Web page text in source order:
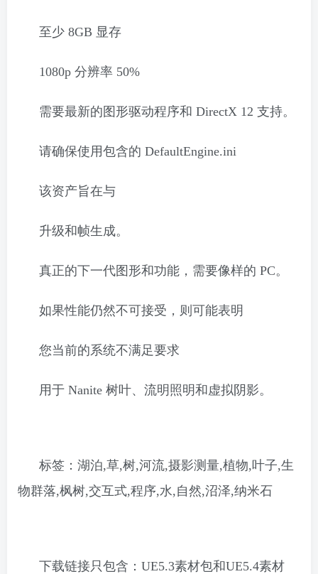
至少 8GB 显存
1080p 分辨率 50%
需要最新的图形驱动程序和 DirectX 12 支持。
请确保使用包含的 DefaultEngine.ini
该资产旨在与
升级和帧生成。
真正的下一代图形和功能，需要像样的 PC。
如果性能仍然不可接受，则可能表明
您当前的系统不满足要求
用于 Nanite 树叶、流明照明和虚拟阴影。
标签：湖泊,草,树,河流,摄影测量,植物,叶子,生
物群落,枫树,交互式,程序,水,自然,沼泽,纳米石
下载链接只包含：UE5.3素材包和UE5.4素材